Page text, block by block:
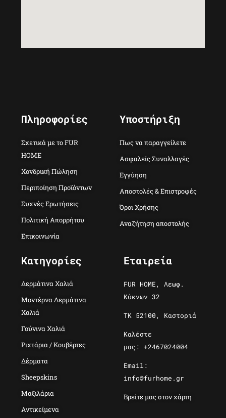
Πληροφορίες
Σχετικά με το FUR
HOME
Χονδρική Πώληση
Περιποίηση Προϊόντων
Συχνές Ερωτήσεις
Πολιτική Απορρήτου
Επικοινωνία
Υποστήριξη
Πως να παραγγείλετε
Ασφαλείς Συναλλαγές
Εγγύηση
Αποστολές & Επιστροφές
Όροι Χρήσης
Αναζήτηση αποστολής
Κατηγορίες
Δερμάτινα Χαλιά
Μοντέρνα Δερμάτινα
Χαλιά
Γούνινα Χαλιά
Ριχτάρια / Κουβέρτες
Δέρματα
Sheepskins
Μαξιλάρια
Αντικείμενα
Εταιρεία
FUR HOME, Λεωφ.
Κύκνων 32
ΤΚ 52100, Καστοριά
Καλέστε
μας: +2467024004
Email:
info@furhome.gr
Βρείτε μας στον χάρτη